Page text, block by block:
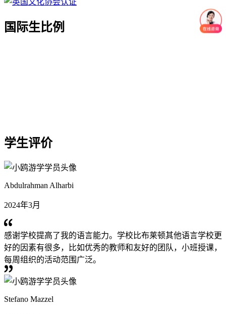
国际生比例
学生评价
Abdulrahman Alharbi
2024年3月
感谢学校提高了我的语言能力。学校比布莱顿其他语言学校更
好的因素有很多，比如优秀的教师和友好的团队，小班授课，
每周组织的活动范围广泛。
Stefano Mazzel